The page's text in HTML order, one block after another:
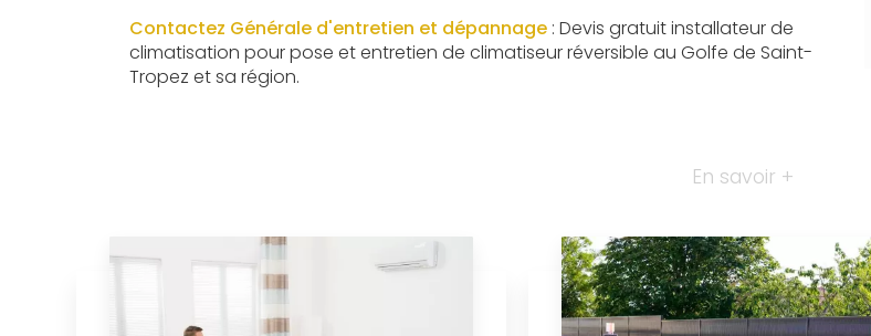
Contactez Générale d'entretien et dépannage : Devis gratuit installateur de
climatisation pour pose et entretien de climatiseur réversible au Golfe de Saint-
Tropez et sa région.
En savoir +